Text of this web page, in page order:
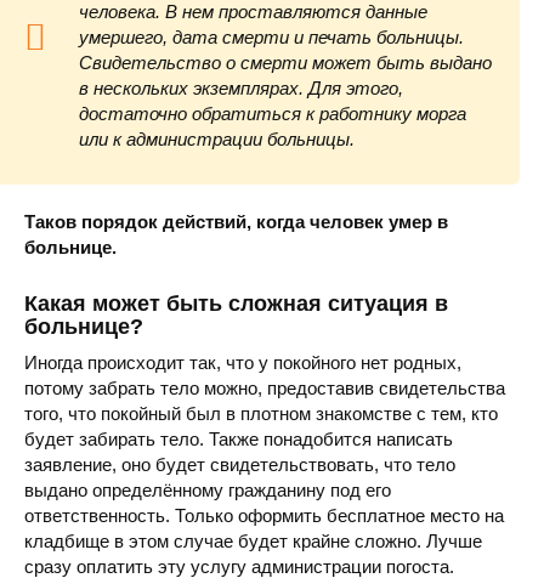
человека. В нем проставляются данные
умершего, дата смерти и печать больницы.
Свидетельство о смерти может быть выдано
в нескольких экземплярах. Для этого,
достаточно обратиться к работнику морга
или к администрации больницы.
Таков порядок действий, когда человек умер в
больнице.
Какая может быть сложная ситуация в
больнице?
Иногда происходит так, что у покойного нет родных,
потому забрать тело можно, предоставив свидетельства
того, что покойный был в плотном знакомстве с тем, кто
будет забирать тело. Также понадобится написать
заявление, оно будет свидетельствовать, что тело
выдано определённому гражданину под его
ответственность. Только оформить бесплатное место на
кладбище в этом случае будет крайне сложно. Лучше
сразу оплатить эту услугу администрации погоста.